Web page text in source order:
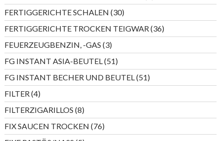
Produkte
FERTIGGERICHTE SCHALEN 3030
Produkte
FERTIGGERICHTE TROCKEN TEIGWAR 3636
Produkte
FEUERZEUGBENZIN, -GAS 33
Produkte
FG INSTANT ASIA-BEUTEL 5151
Produkte
FG INSTANT BECHER UND BEUTEL 5151
Produkte
FILTER 44
Produkte
FILTERZIGARILLOS 88
Produkte
FIX SAUCEN TROCKEN 7676
Produkte